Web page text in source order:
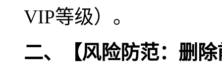
VIP等级）。
二、【风险防范：删